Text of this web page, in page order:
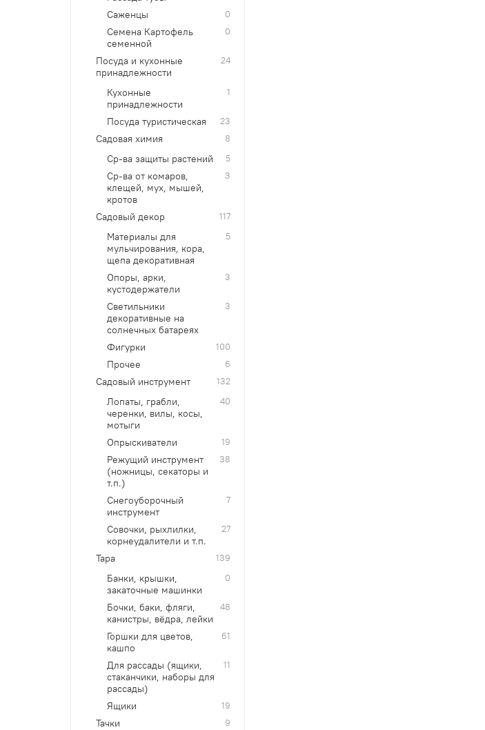
Саженцы 0
Семена Картофель
семенной
0
Посуда и кухонные
принадлежности
24
Кухонные
принадлежности
1
Посуда туристическая 23
Садовая химия 8
Ср-ва защиты растений 5
Ср-ва от комаров,
клещей, мух, мышей,
кротов
3
Садовый декор 117
Материалы для
мульчирования, кора,
щепа декоративная
5
Опоры, арки,
кустодержатели
3
Светильники
декоративные на
солнечных батареях
3
Фигурки 100
Прочее 6
Садовый инструмент 132
Лопаты, грабли,
черенки, вилы, косы,
мотыги
40
Опрыскиватели 19
Режущий инструмент
(ножницы, секаторы и
т.п.)
38
Снегоуборочный
инструмент
7
Совочки, рыхлилки,
корнеудалители и т.п.
27
Тара 139
Банки, крышки,
закаточные машинки
0
Бочки, баки, фляги,
канистры, вёдра, лейки
48
Горшки для цветов,
кашпо
61
Для рассады (ящики,
стаканчики, наборы для
рассады)
11
Ящики 19
Тачки 9